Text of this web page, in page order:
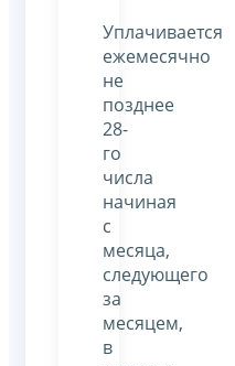
Уплачивается
ежемесячно
не
позднее
28-
го
числа
начиная
с
месяца,
следующего
за
месяцем,
в